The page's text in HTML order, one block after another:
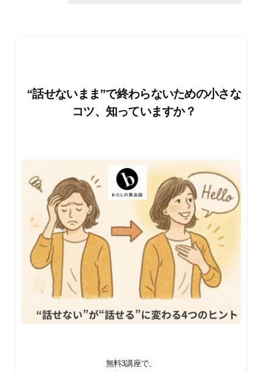
“話せないまま”で終わらないための小さな
コツ、知っていますか？
無料3講座で、